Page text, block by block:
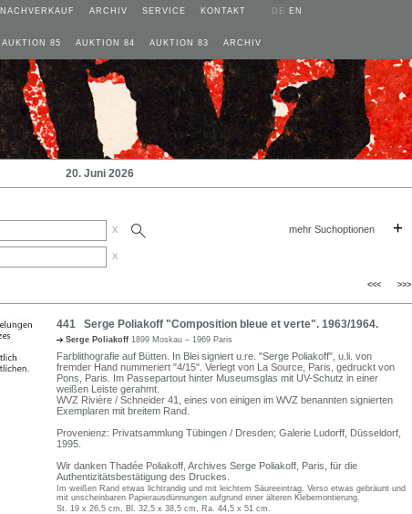
NACHVERKAUF ARCHIV SERVICE KONTAKT DE EN
AUKTION 85 AUKTION 84 AUKTION 83 ARCHIV
20. Juni 2026
x mehr Suchoptionen +
x
<<< >>>
441 Serge Poliakoff "Composition bleue et verte". 1963/1964.
Serge Poliakoff 1899 Moskau – 1969 Paris
Farblithografie auf Bütten. In Blei signiert u.re. "Serge Poliakoff", u.li. von
fremder Hand nummeriert "4/15". Verlegt von La Source, Paris, gedruckt von
Pons, Paris. Im Passepartout hinter Museumsglas mit UV-Schutz in einer
weißen Leiste gerahmt.
WVZ Rivière / Schneider 41, eines von einigen im WVZ benannten signierten
Exemplaren mit breitem Rand.
Provenienz: Privatsammlung Tübingen / Dresden; Galerie Ludorff, Düsseldorf,
1995.
Wir danken Thadée Poliakoff, Archives Serge Poliakoff, Paris, für die
Authentizitätsbestätigung des Druckes.
Im weißen Rand etwas lichtrandig und mit leichtem Säureeintrag. Verso etwas gebräunt und
mit unscheinbaren Papierausdünnungen aufgrund einer älteren Klebemontierung.
St. 19 x 26,5 cm, Bl. 32,5 x 38,5 cm, Ra. 44,5 x 51 cm.